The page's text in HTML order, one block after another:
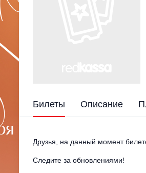
Билеты Описание
Друзья, на данный момент
Следите за обновлениями!